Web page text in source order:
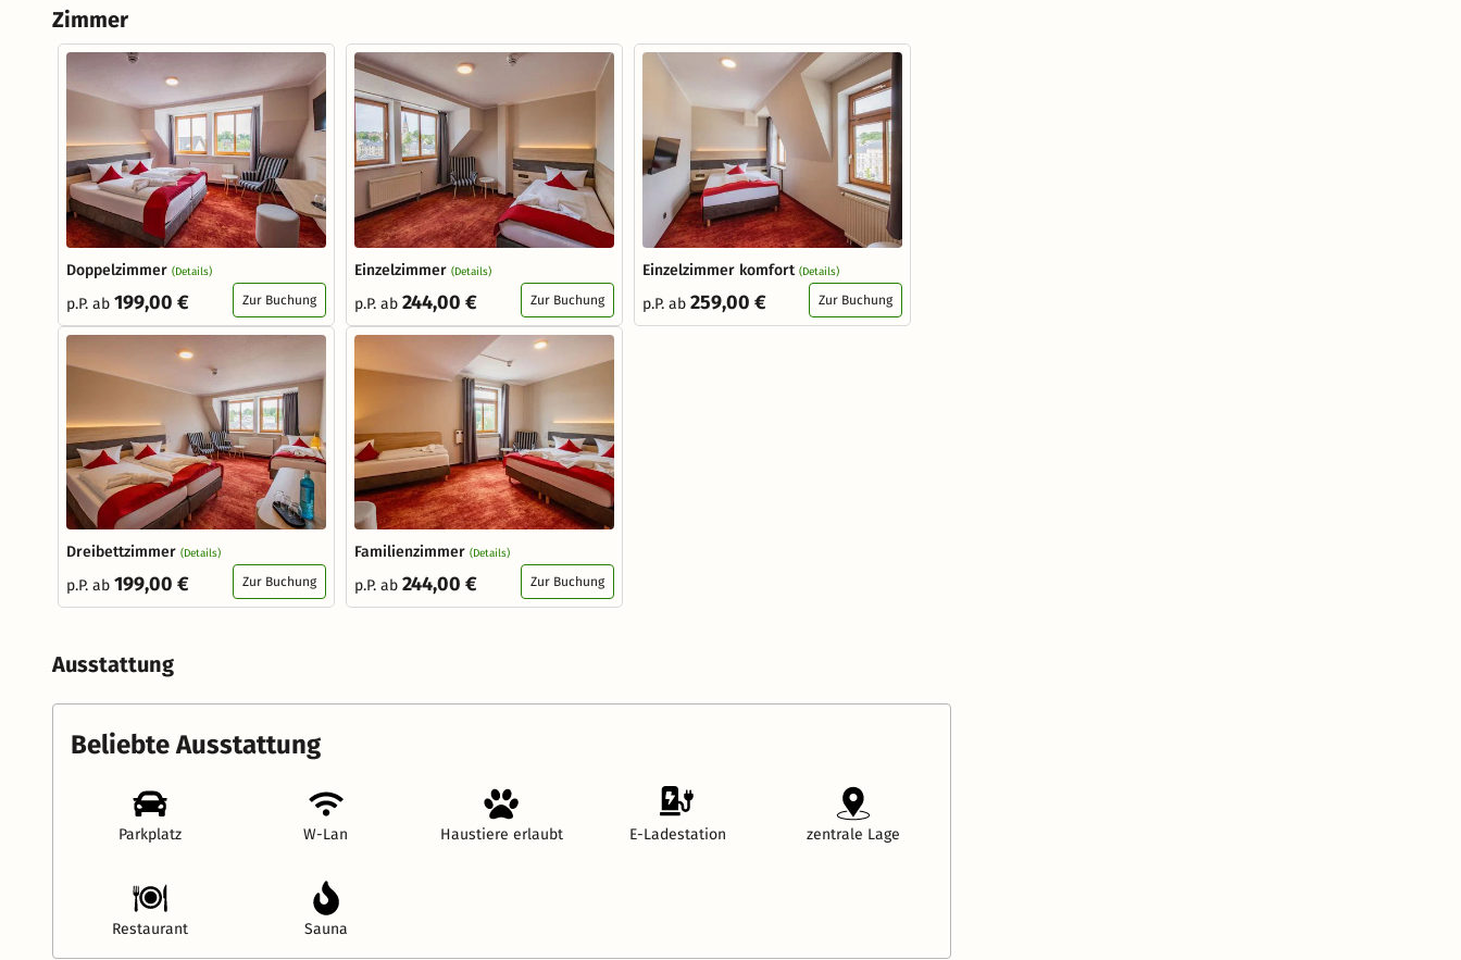
Zimmer
Doppelzimmer (Details)
p.P. ab 199,00 € Zur Buchung
Einzelzimmer (Details)
p.P. ab 244,00 € Zur Buchung
Einzelzimmer komfort (Details)
p.P. ab 259,00 € Zur Buchung
Dreibettzimmer (Details)
p.P. ab 199,00 € Zur Buchung
Familienzimmer (Details)
p.P. ab 244,00 € Zur Buchung
Ausstattung
Beliebte Ausstattung
Parkplatz W-Lan Haustiere erlaubt E-Ladestation zentrale Lage
Restaurant Sauna